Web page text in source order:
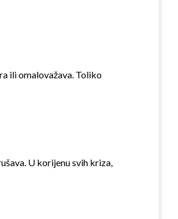
ili omalovažava. Toliko
U korijenu svih kriza,